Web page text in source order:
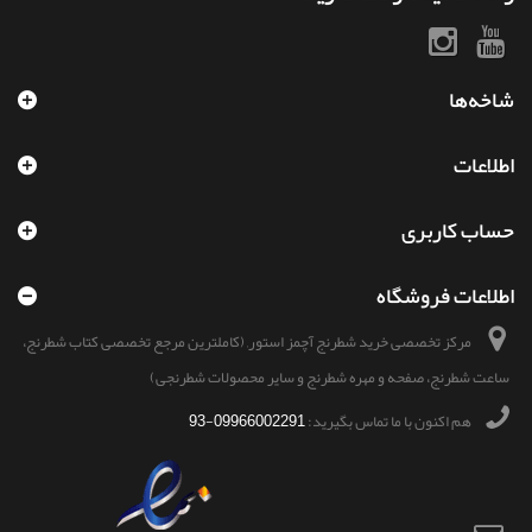
شاخه‌ها
اطلاعات
حساب کاربری
اطلاعات فروشگاه
مرکز تخصصی خرید شطرنج آچمز استور, (کاملترین مرجع تخصصی کتاب شطرنج،
ساعت شطرنج، صفحه و مهره شطرنج و سایر محصولات شطرنجی)
هم اکنون با ما تماس بگیرید: 09966002291-93